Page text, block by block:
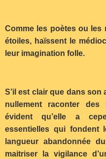
Comme les poètes ou les
étoiles, haïssent le
leur imagination folle.
S’il est clair que dans son
nullement raconter
évident qu’elle a
essentielles qui
langueur abandonnée
maitriser la vigilance